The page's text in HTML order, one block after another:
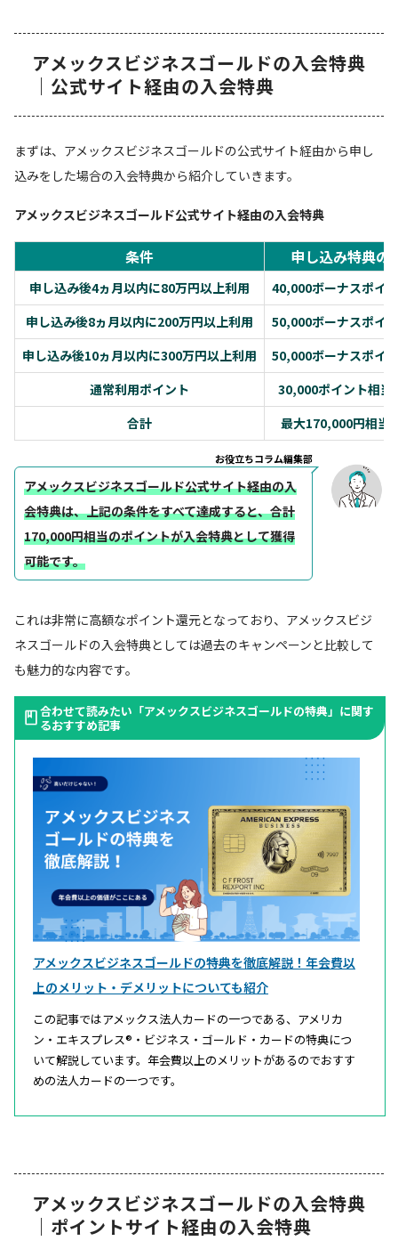
アメックスビジネスゴールドの入会特典
｜公式サイト経由の入会特典
まずは、アメックスビジネスゴールドの公式サイト経由から申し
込みをした場合の入会特典から紹介していきます。
アメックスビジネスゴールド公式サイト経由の入会特典
条件 申し込み特典の
申し込み後4ヵ月以内に80万円以上利用
40,000ボーナスポイ
申し込み後8ヵ月以内に200万円以上利用
50,000ボーナスポイ
申し込み後10ヵ月以内に300万円以上利用
50,000ボーナスポイ
通常利用ポイント
30,000ポイント相当
合計
最大170,000円相当
お役立ちコラム編集部
アメックスビジネスゴールド公式サイト経由の入
会特典は、上記の条件をすべて達成すると、合計
170,000円相当のポイントが入会特典として獲得
可能です。
これは非常に高額なポイント還元となっており、アメックスビジ
ネスゴールドの入会特典としては過去のキャンペーンと比較して
も魅力的な内容です。
合わせて読みたい「アメックスビジネスゴールドの特典」に関す
るおすすめ記事
アメックスビジネスゴールドの特典を徹底解説！年会費以
上のメリット・デメリットについても紹介
この記事ではアメックス法人カードの一つである、アメリカ
ン・エキスプレス®・ビジネス・ゴールド・カードの特典につ
いて解説しています。年会費以上のメリットがあるのでおすす
めの法人カードの一つです。
アメックスビジネスゴールドの入会特典
｜ポイントサイト経由の入会特典